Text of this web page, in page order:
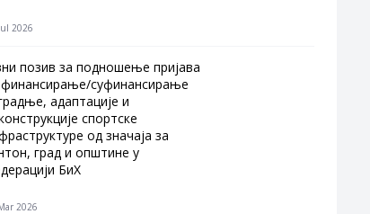
2026
позив за подношење пријава
суфинансирање
адаптације и
спортске
од значаја за
град и општине у
БиХ
2026